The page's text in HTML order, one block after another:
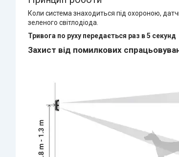
Коли система знаходиться під охороною,
зеленого світлодіода.
Тривога по руху передається раз в 5 секунд
Захист від помилкових